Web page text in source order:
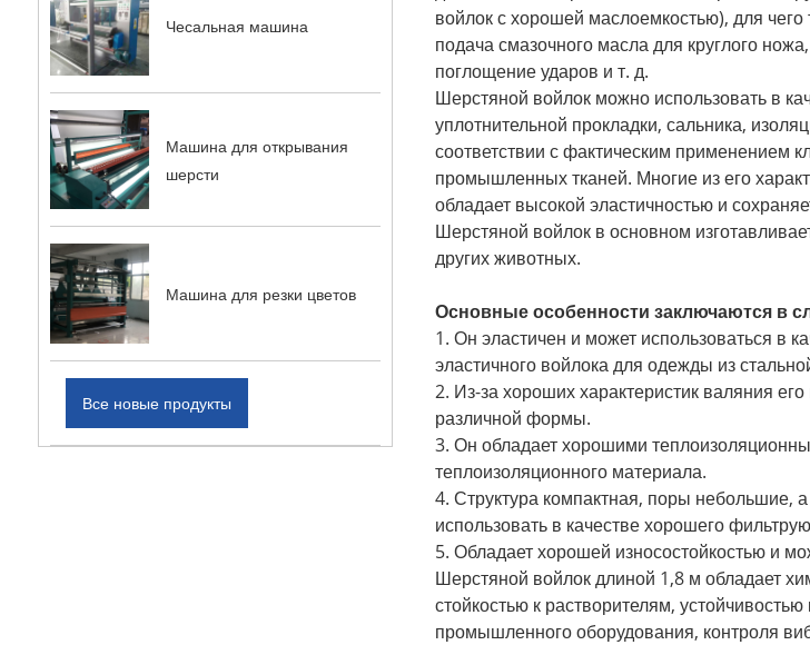
Чесальная машина
Машина для открывания
шерсти
Машина для резки цветов
Все новые продукты
войлок с хорошей маслоемкостью), для
подача смазочного масла для круглого
поглощение ударов и т. д.
Шерстяной войлок можно использовать в
уплотнительной прокладки, сальника,
соответствии с фактическим применением
промышленных тканей. Многие из его
обладает высокой эластичностью и
Шерстяной войлок в основном
других животных.
Основные особенности заключаются в
1. Он эластичен и может использоваться в
эластичного войлока для одежды из
2. Из-за хороших характеристик валяния
различной формы.
3. Он обладает хорошими
теплоизоляционного материала.
4. Структура компактная, поры небольшие,
использовать в качестве хорошего
5. Обладает хорошей износостойкостью и
Шерстяной войлок длиной 1,8 м обладает
стойкостью к растворителям,
промышленного оборудования, контроля